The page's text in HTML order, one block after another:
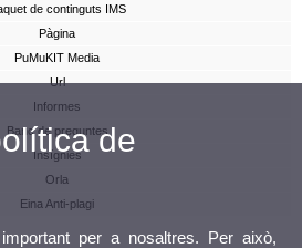
de continguts IMS
Pàgina
PuMuKIT Media
Url
Informes
Banc de preguntes
Insígnies
Orla
Eina Anti-plagi
de
per a nosaltres. Per això,